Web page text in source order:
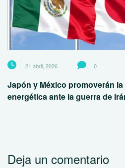
21 abril, 2026 0
Japón y México promoverán
energética ante la guerra de
Deja un comentario